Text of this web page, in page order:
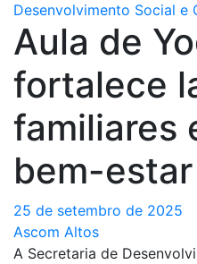
Desenvolvimento Social e
Aula de
fortalece
familiares
bem-
25 de setembro de 2025
Ascom Altos
A Secretaria de